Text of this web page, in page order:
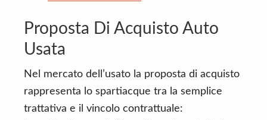
Proposta Di Acquisto Auto
Usata
Nel mercato dell’usato la proposta di acquisto
rappresenta lo spartiacque tra la semplice
trattativa e il vincolo contrattuale: